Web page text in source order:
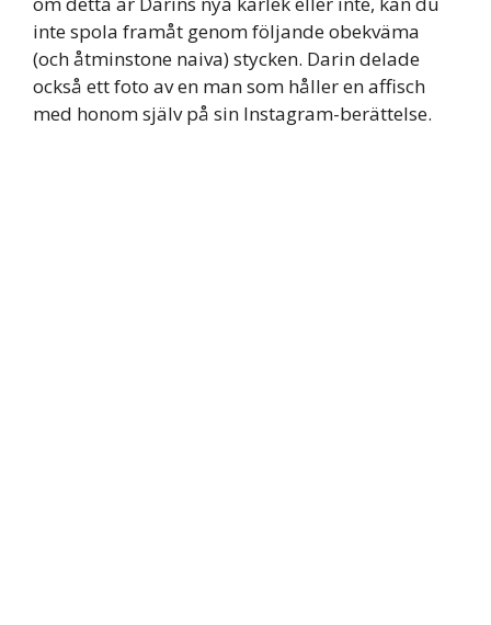
inte spola framåt genom följande obekväma
(och åtminstone naiva) stycken. Darin delade
också ett foto av en man som håller en affisch
med honom själv på sin Instagram-berättelse.